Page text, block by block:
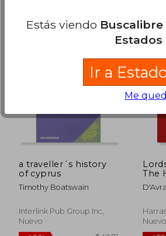
a traveller´s history
of cyprus
Timothy Boatswain
Interlink Pub Group Inc,
Nuevo
The
Sea
(en
Nuevo
Estás viendo
Ir a
Me